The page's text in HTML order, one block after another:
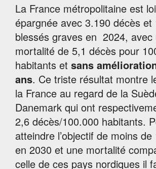
La France métropolitaine est
épargnée avec 3.190 décès et
blessés graves en 2024, avec
mortalité de 5,1 décès pour
habitants et sans
ans. Ce triste résultat montre
la France au regard de la
Danemark qui ont
2,6 décès/100.000 habitants.
atteindre l’objectif de moins
en 2030 et une mortalité
celle de ces pays nordiques il